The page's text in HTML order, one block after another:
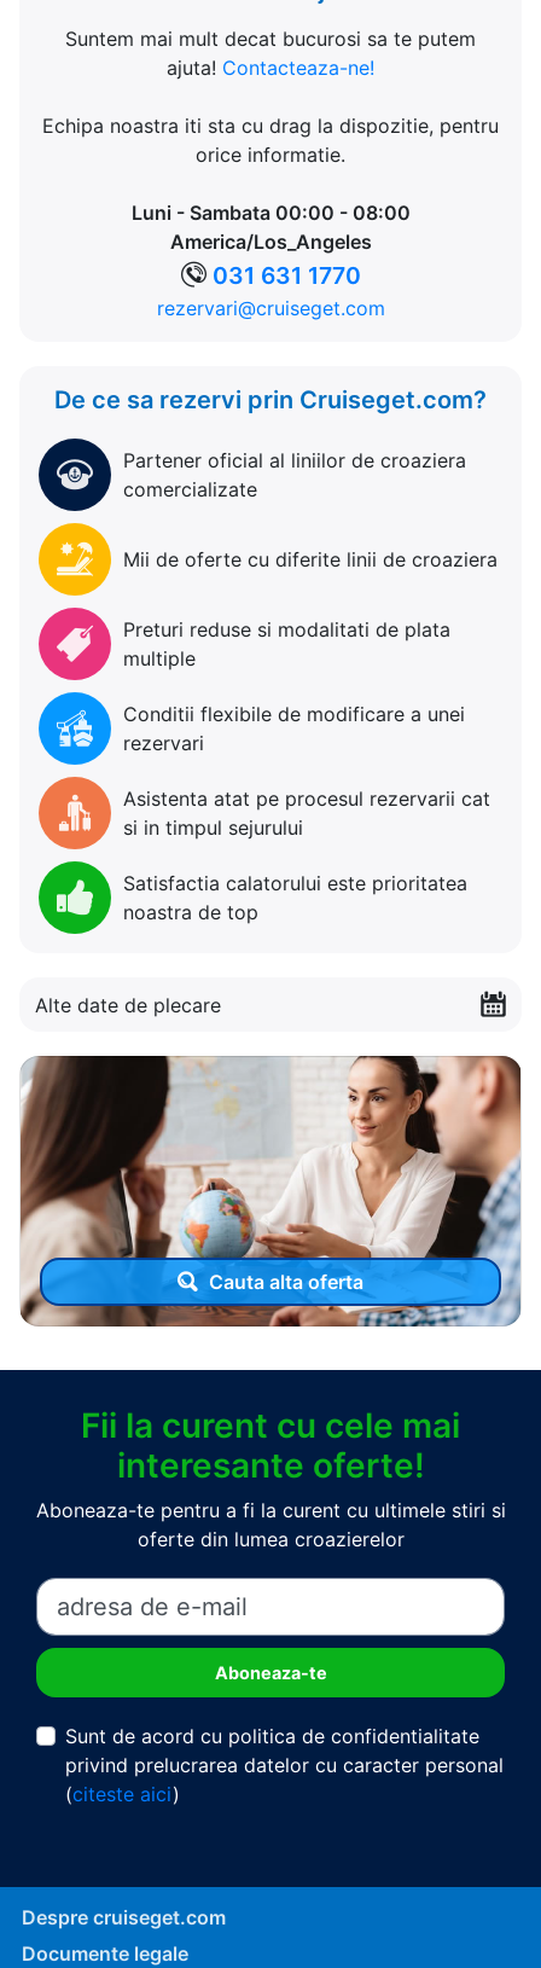
Suntem mai mult decat bucurosi sa te putem
ajuta! Contacteaza-ne!
Echipa noastra iti sta cu drag la dispozitie, pentru
orice informatie.
Luni - Sambata 00:00 - 08:00
America/Los_Angeles
031 631 1770
rezervari@cruiseget.com
De ce sa rezervi prin Cruiseget.com?
Partener oficial al liniilor de croaziera
comercializate
Mii de oferte cu diferite linii de croaziera
Preturi reduse si modalitati de plata
multiple
Conditii flexibile de modificare a unei
rezervari
Asistenta atat pe procesul rezervarii cat
si in timpul sejurului
Satisfactia calatorului este prioritatea
noastra de top
Alte date de plecare
Cauta alta oferta
Fii la curent cu cele mai
interesante oferte!
Aboneaza-te pentru a fi la curent cu ultimele stiri si
oferte din lumea croazierelor
Sunt de acord cu politica de confidentialitate
privind prelucrarea datelor cu caracter personal
(citeste aici)
Despre cruiseget.com
Documente legale